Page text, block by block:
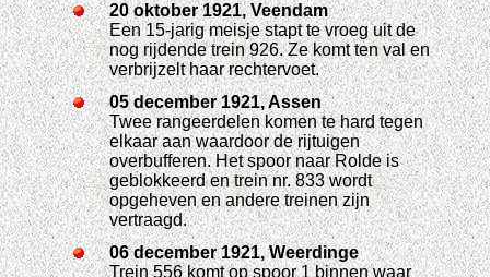
20 oktober 1921, Veendam
Een 15-jarig meisje stapt te vroeg uit de
nog rijdende trein 926. Ze komt ten val en
verbrijzelt haar rechtervoet.
05 december 1921, Assen
Twee rangeerdelen komen te hard tegen
elkaar aan waardoor de rijtuigen
overbufferen. Het spoor naar Rolde is
geblokkeerd en trein nr. 833 wordt
opgeheven en andere treinen zijn
vertraagd.
06 december 1921, Weerdinge
Trein 556 komt op spoor 1 binnen waar